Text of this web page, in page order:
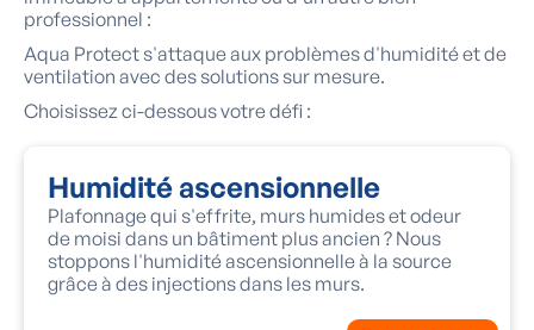
professionnel :
Aqua Protect s'attaque aux problèmes d'humidité et de
ventilation avec des solutions sur mesure.
Choisissez ci-dessous votre défi :
Humidité ascensionnelle
Plafonnage qui s'effrite, murs humides et odeur
de moisi dans un bâtiment plus ancien ? Nous
stoppons l'humidité ascensionnelle à la source
grâce à des injections dans les murs.